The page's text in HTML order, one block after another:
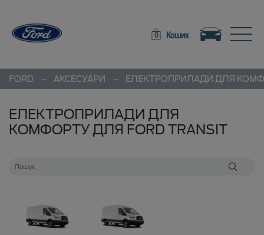
0 Кошик Toggle navigation
FORD → АКСЕСУАРИ → ЕЛЕКТРОПРИЛАДИ ДЛЯ
ЕЛЕКТРОПРИЛАДИ ДЛЯ
КОМФОРТУ ДЛЯ FORD TRANSIT